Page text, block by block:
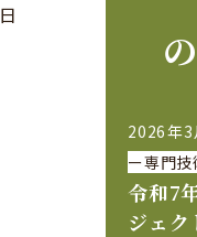
2026年3
ー専門
令和7
ジェ